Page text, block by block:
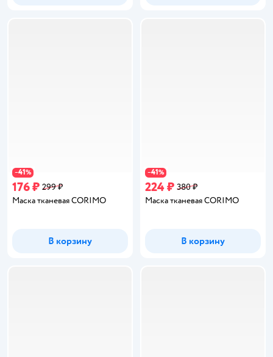
−41%
176 ₽ 299 ₽
Маска тканевая CORIMO
В корзину
−41%
224 ₽ 380 ₽
Маска тканевая CORIMO
В корзину